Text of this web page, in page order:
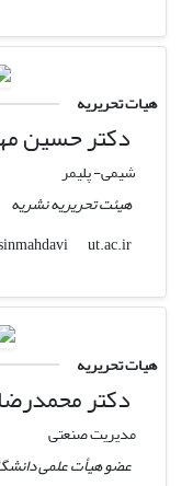
هیات تحریریه
دکتر حسین
شیمی- پلیمر
هیئت تحریریه نشریه
hosinmahdavi
ut.ac.ir
هیات تحریریه
دکتر
مدیریت صنعتی
عضو هیأت علمی